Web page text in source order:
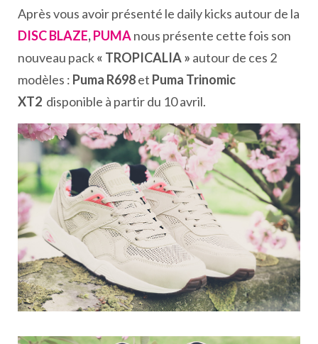
Après vous avoir présenté le daily kicks autour de la
DISC BLAZE,PUMAnous présente cette fois son
nouveau pack« TROPICALIA » autour de ces 2
modèles : Puma R698et Puma Trinomic
XT2 disponible à partir du 10 avril.